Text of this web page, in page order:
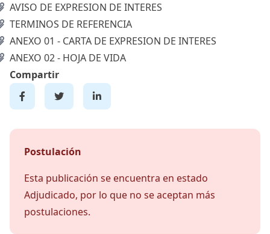
AVISO DE EXPRESION DE INTERES
TERMINOS DE REFERENCIA
ANEXO 01 - CARTA DE EXPRESION DE INTERES
ANEXO 02 - HOJA DE VIDA
Compartir
Postulación
Esta publicación se encuentra en estado
Adjudicado, por lo que no se aceptan más
postulaciones.